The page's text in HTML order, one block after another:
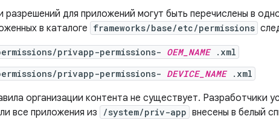
разрешений для приложений могут быть перечислены в
в каталоге frameworks/base/etc/permissions
privapp-permissions- OEM_NAME.xml
privapp-permissions- DEVICE_NAME.xml
организации контента не существует. Разработчики
все приложения из
/system/priv-app внесены в белый